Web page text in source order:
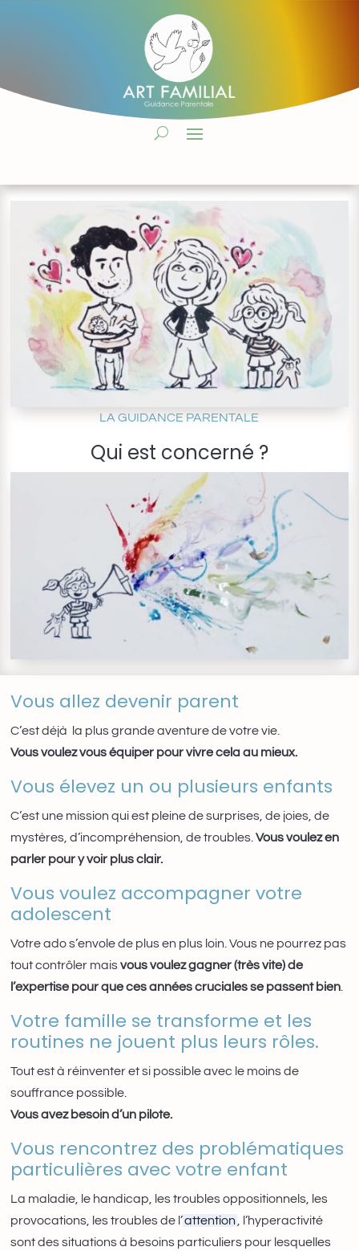
LA GUIDANCE PARENTALE
Qui est concerné ?
Vous allez devenir parent
C’est déjà la plus grande aventure de votre vie.
Vous voulez vous équiper pour vivre cela au mieux.
Vous élevez un ou plusieurs enfants
C’est une mission qui est pleine de surprises, de joies, de
mystères, d’incompréhension, de troubles.Vous voulez en
parler pour y voir plus clair.
Vous voulez accompagner votre
adolescent
Votre ado s’envole de plus en plus loin. Vous ne pourrez pas
tout contrôler maisvous voulez gagner (très vite) de
l’expertise pour que ces années cruciales se passent bien
Votre famille se transforme et les
routines ne jouent plus leurs rôles.
Tout est à réinventer et si possible avec le moins de
souffrance possible.
Vous avez besoin d’un pilote.
Vous rencontrez des problématiques
particulières avec votre enfant
La maladie, le handicap, les troubles oppositionnels, les
provocations, les troubles de l’attention
, l’hyperactivité
sont des situations à besoins particuliers pour lesquelles